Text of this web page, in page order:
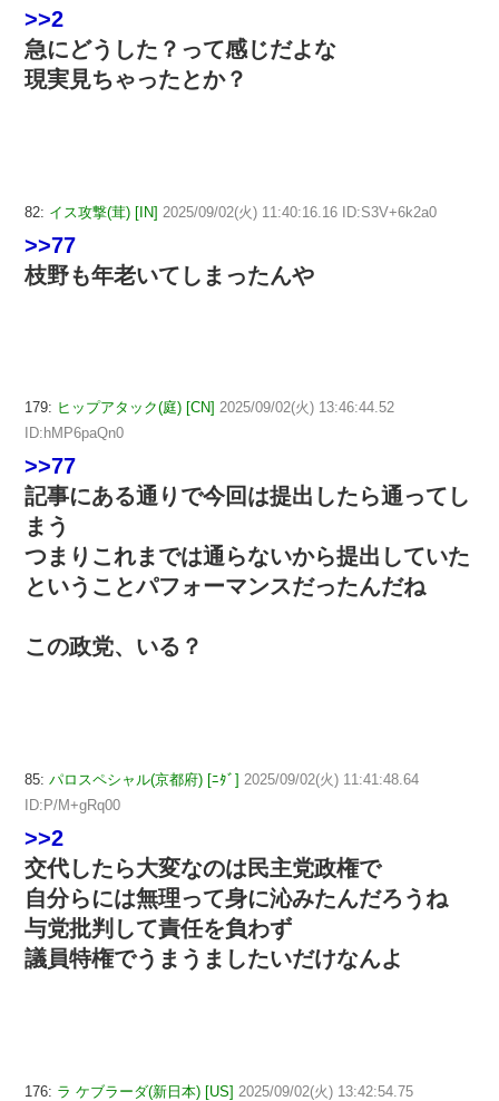
>>2
急にどうした？って感じだよな
現実見ちゃったとか？
82: イス攻撃(茸) [IN] 2025/09/02(火) 11:40:16.16 ID:S3V+6k2a0
>>77
枝野も年老いてしまったんや
179: ヒップアタック(庭) [CN] 2025/09/02(火) 13:46:44.52
ID:hMP6paQn0
>>77
記事にある通りで今回は提出したら通ってし
まう
つまりこれまでは通らないから提出していた
ということパフォーマンスだったんだね
この政党、いる？
85: パロスペシャル(京都府) [ﾆﾀﾞ] 2025/09/02(火) 11:41:48.64
ID:P/M+gRq00
>>2
交代したら大変なのは民主党政権で
自分らには無理って身に沁みたんだろうね
与党批判して責任を負わず
議員特権でうまうましたいだけなんよ
176: ラ ケブラーダ(新日本) [US] 2025/09/02(火) 13:42:54.75